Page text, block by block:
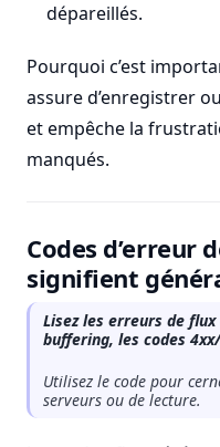
dépareillés.
Pourquoi c’est
assure d’enregistrer
et empêche la
manqués.
Codes d’erreur
signifient
Lisez les erreurs de
buffering, les codes
Utilisez le code pour
serveurs ou de lecture.